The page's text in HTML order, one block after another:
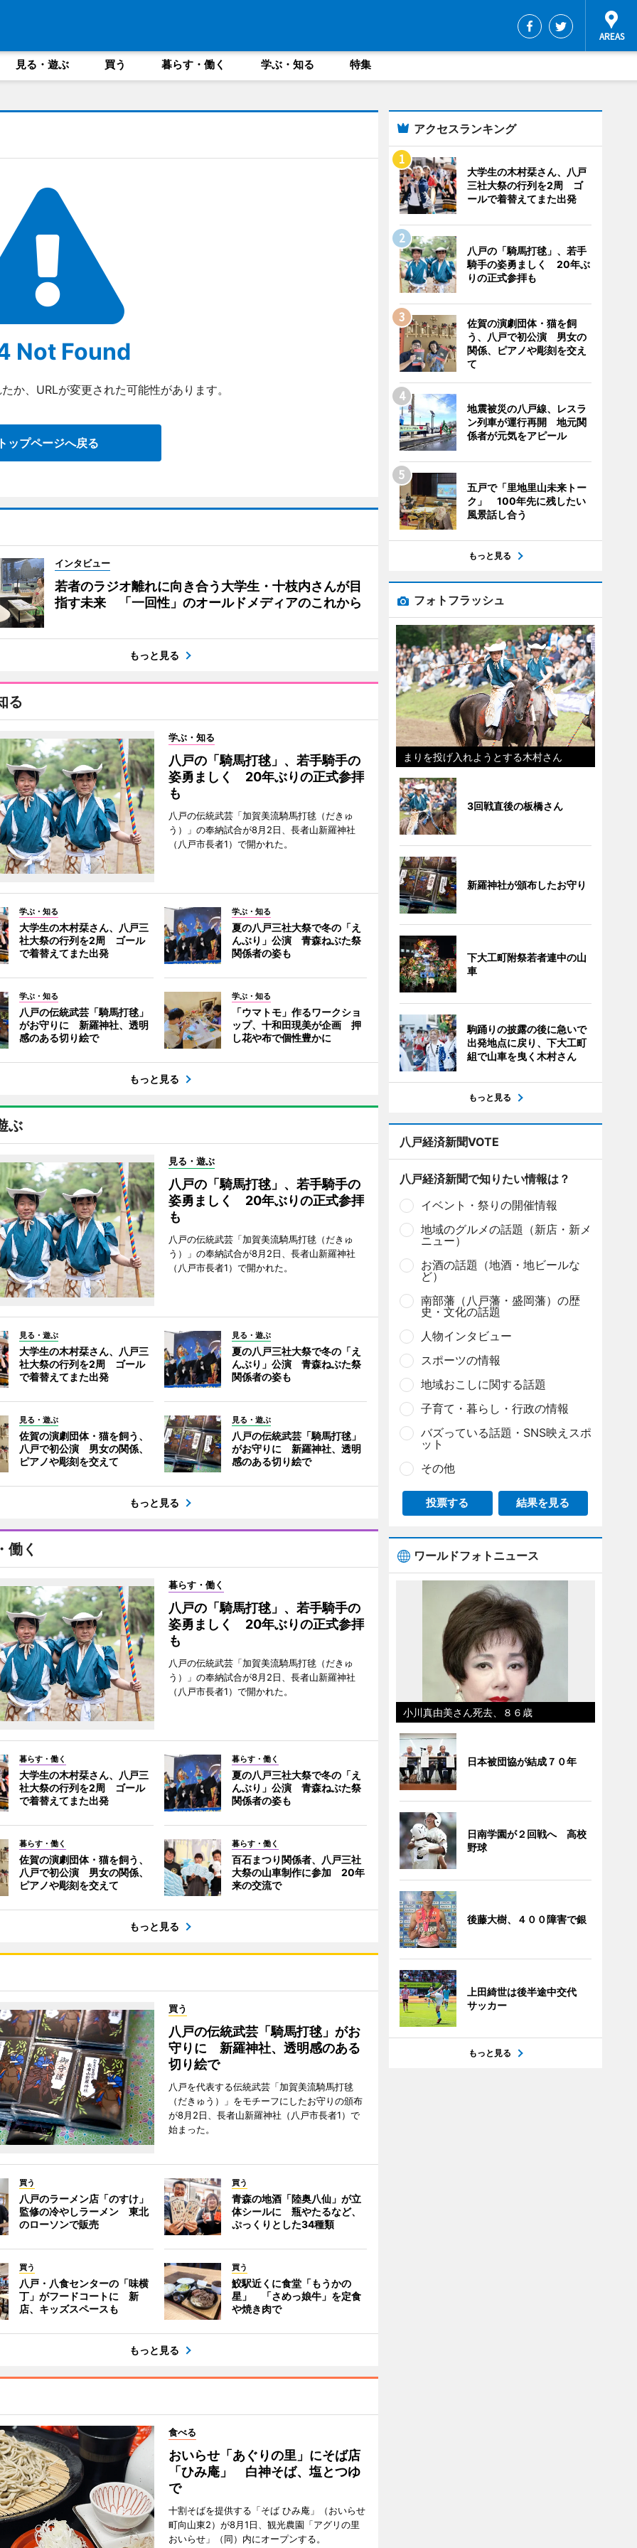
見る・遊ぶ 買う 暮らす・働く 学ぶ・知る 特集
Not Found
か、URLが変更された可能性があります。
ップページへ戻る
インタビュー
若者のラジオ離れに向き合う大学生・十枝内さんが目
指す未来 「一回性」のオールドメディアのこれから
もっと見る
る
学ぶ・知る
八戸の「騎馬打毬」、若手騎手の
姿勇ましく 20年ぶりの正式参拝
も
八戸の伝統武芸「加賀美流騎馬打毬（だきゅ
う）」の奉納試合が8月2日、長者山新羅神社
（八戸市長者1）で開かれた。
学ぶ・知る
大学生の木村栞さん、八戸三
社大祭の行列を2周 ゴール
で着替えてまた出発
学ぶ・知る
夏の八戸三社大祭で冬の「え
んぶり」公演 青森ねぶた祭
関係者の姿も
学ぶ・知る
八戸の伝統武芸「騎馬打毬」
がお守りに 新羅神社、透明
感のある切り絵で
学ぶ・知る
「ウマトモ」作るワークショ
ップ、十和田現美が企画 押
し花や布で個性豊かに
もっと見る
ぶ
見る・遊ぶ
八戸の「騎馬打毬」、若手騎手の
姿勇ましく 20年ぶりの正式参拝
も
八戸の伝統武芸「加賀美流騎馬打毬（だきゅ
う）」の奉納試合が8月2日、長者山新羅神社
（八戸市長者1）で開かれた。
見る・遊ぶ
大学生の木村栞さん、八戸三
社大祭の行列を2周 ゴール
で着替えてまた出発
見る・遊ぶ
夏の八戸三社大祭で冬の「え
んぶり」公演 青森ねぶた祭
関係者の姿も
見る・遊ぶ
佐賀の演劇団体・猫を飼う、
八戸で初公演 男女の関係、
ピアノや彫刻を交えて
見る・遊ぶ
八戸の伝統武芸「騎馬打毬」
がお守りに 新羅神社、透明
感のある切り絵で
もっと見る
働く
暮らす・働く
八戸の「騎馬打毬」、若手騎手の
姿勇ましく 20年ぶりの正式参拝
も
八戸の伝統武芸「加賀美流騎馬打毬（だきゅ
う）」の奉納試合が8月2日、長者山新羅神社
（八戸市長者1）で開かれた。
暮らす・働く
大学生の木村栞さん、八戸三
社大祭の行列を2周 ゴール
で着替えてまた出発
暮らす・働く
夏の八戸三社大祭で冬の「え
んぶり」公演 青森ねぶた祭
関係者の姿も
暮らす・働く
佐賀の演劇団体・猫を飼う、
八戸で初公演 男女の関係、
ピアノや彫刻を交えて
暮らす・働く
百石まつり関係者、八戸三社
大祭の山車制作に参加 20年
来の交流で
もっと見る
買う
八戸の伝統武芸「騎馬打毬」がお
守りに 新羅神社、透明感のある
切り絵で
八戸を代表する伝統武芸「加賀美流騎馬打毬
（だきゅう）」をモチーフにしたお守りの頒布
が8月2日、長者山新羅神社（八戸市長者1）で
始まった。
買う
八戸のラーメン店「のすけ」
監修の冷やしラーメン 東北
のローソンで販売
買う
青森の地酒「陸奥八仙」が立
体シールに 瓶やたるなど、
ぷっくりとした34種類
買う
八戸・八食センターの「味横
丁」がフードコートに 新
店、キッズスペースも
買う
鮫駅近くに食堂「もうかの
星」 「さめっ娘牛」を定食
や焼き肉で
もっと見る
食べる
おいらせ「あぐりの里」にそば店
「ひみ庵」 白神そば、塩とつゆ
で
十割そばを提供する「そば ひみ庵」（おいらせ
町向山東2）が8月1日、観光農園「アグリの里
おいらせ」（同）内にオープンする。
アクセスランキング
大学生の木村栞さん、八戸
三社大祭の行列を2周 ゴ
ールで着替えてまた出発
八戸の「騎馬打毬」、若手
騎手の姿勇ましく 20年ぶ
りの正式参拝も
佐賀の演劇団体・猫を飼
う、八戸で初公演 男女の
関係、ピアノや彫刻を交え
て
地震被災の八戸線、レスラ
ン列車が運行再開 地元関
係者が元気をアピール
五戸で「里地里山未来トー
ク」 100年先に残したい
風景話し合う
もっと見る
フォトフラッシュ
まりを投げ入れようとする木村さん
3回戦直後の板橋さん
新羅神社が頒布したお守り
下大工町附祭若者連中の山
車
駒踊りの披露の後に急いで
出発地点に戻り、下大工町
組で山車を曳く木村さん
もっと見る
八戸経済新聞VOTE
八戸経済新聞で知りたい情報は？
イベント・祭りの開催情報
地域のグルメの話題（新店・新メ
ニュー）
お酒の話題（地酒・地ビールな
ど）
南部藩（八戸藩・盛岡藩）の歴
史・文化の話題
人物インタビュー
スポーツの情報
地域おこしに関する話題
子育て・暮らし・行政の情報
バズっている話題・SNS映えスポ
ット
その他
投票する 結果を見る
ワールドフォトニュース
小川真由美さん死去、８６歳
日本被団協が結成７０年
日南学園が２回戦へ 高校
野球
後藤大樹、４００障害で銀
上田綺世は後半途中交代
サッカー
もっと見る